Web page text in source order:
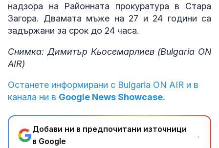
надзора на Районната прокуратура в Стара
Загора. Двамата мъже на 27 и 24 години са
задържани за срок до 24 часа.
Снимка: Димитър Кьосемарлиев (Bulgaria ON
AIR)
Останете информирани с Bulgaria ON AIR и в
канала ни в Google News Showcase.
Добави ни в предпочитани източници
в Google
→